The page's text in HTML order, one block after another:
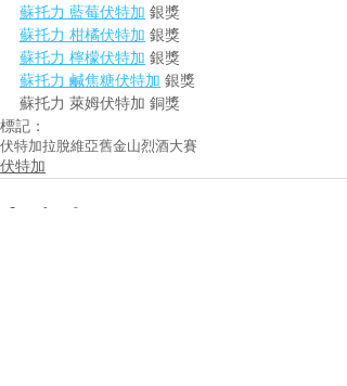
蘇托力 藍莓伏特加 銀獎
蘇托力 柑橘伏特加 銀獎
蘇托力 檸檬伏特加 銀獎
蘇托力 鹹焦糖伏特加 銀獎
蘇托力 萊姆伏特加 銅獎
標記：
伏特加拉脫維亞舊金山烈酒大賽
伏特加